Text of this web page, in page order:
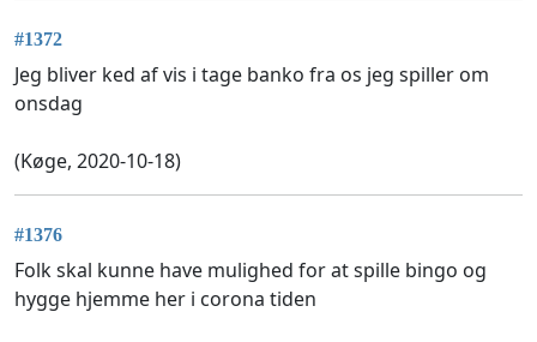
#1372
Jeg bliver ked af vis i tage banko fra os jeg spiller om
onsdag
(Køge, 2020-10-18)
#1376
Folk skal kunne have mulighed for at spille bingo og
hygge hjemme her i corona tiden